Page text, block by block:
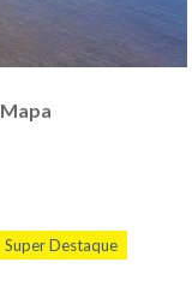
Mapa
Super Destaque